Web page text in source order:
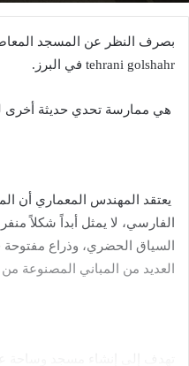
tehrani golshahr في البرز.
هي ممارسة تحدي حديثة أخرى
يعتقد المهندس المعماري أن
الفارسي، لا يمثل أبداً شكلاً
السياق الحضري، وذراع
العديد من المباني المصنوعة